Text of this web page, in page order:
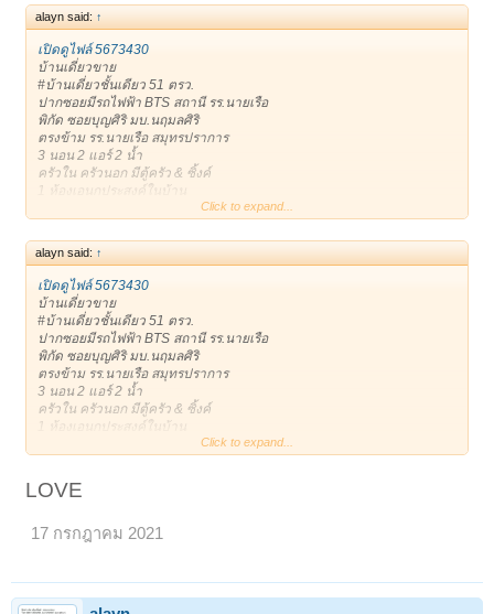
alayn said: ↑
เปิดดูไฟล์ 5673430
บ้านเดี่ยวขาย
#บ้านเดี่ยวชั้นเดียว 51 ตรว.
ปากซอยมีรถไฟฟ้า BTS สถานี รร.นายเรือ
พิกัด ซอยบุญศิริ มบ.นฤมลศิริ
ตรงข้าม รร.นายเรือ สมุทรปราการ
3 นอน 2 แอร์ 2 น้ำ
ครัวใน ครัวนอก มีตู้ครัว & ซิ้งค์
1 ห้องเอนกประสงค์ในบ้าน
1 ห้องเอนกประสงค์ข้างบ้าน เก็บของ หรือเป็นบ้านสัตว์เลี้ยงได้
1 จอดในบ้าน/ 3 จอดหน้าบ้าน
ถนนหน้าบ้านกว้าง หน้าบ้านไม่ชนประตูบ้านใคร
ขาย 3,400,000฿
* 081-8665944 Addy *
*Line: alayan11
เจ้าของโพสเอง
ขอบคุณครับ **
https://timeline.line.me/post/1161408134210039717
ขาย : 3,400,000 บาท
ติดต่อ : 0818665944 (alayan)
Click to expand...
alayn said: ↑
เปิดดูไฟล์ 5673430
บ้านเดี่ยวขาย
#บ้านเดี่ยวชั้นเดียว 51 ตรว.
ปากซอยมีรถไฟฟ้า BTS สถานี รร.นายเรือ
พิกัด ซอยบุญศิริ มบ.นฤมลศิริ
ตรงข้าม รร.นายเรือ สมุทรปราการ
3 นอน 2 แอร์ 2 น้ำ
ครัวใน ครัวนอก มีตู้ครัว & ซิ้งค์
1 ห้องเอนกประสงค์ในบ้าน
1 ห้องเอนกประสงค์ข้างบ้าน เก็บของ หรือเป็นบ้านสัตว์เลี้ยงได้
1 จอดในบ้าน/ 3 จอดหน้าบ้าน
ถนนหน้าบ้านกว้าง หน้าบ้านไม่ชนประตูบ้านใคร
* 081-8665944 Addy *
ขอบคุณครับ **
https://timeline.line.me/post/1161408134210039717
Click to expand...
LOVE
17 กรกฎาคม 2021